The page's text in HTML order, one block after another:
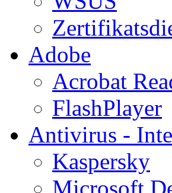
Adobe
Acrobat
FlashPlayer
Antivirus -
Kaspersky
Microsoft